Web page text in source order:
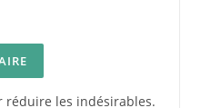
réduire les indésirables.